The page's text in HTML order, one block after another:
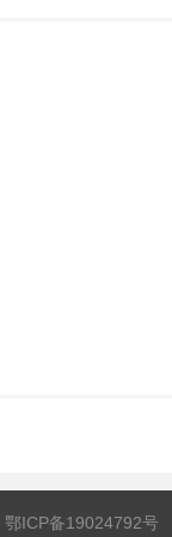
鄂ICP备19024792号